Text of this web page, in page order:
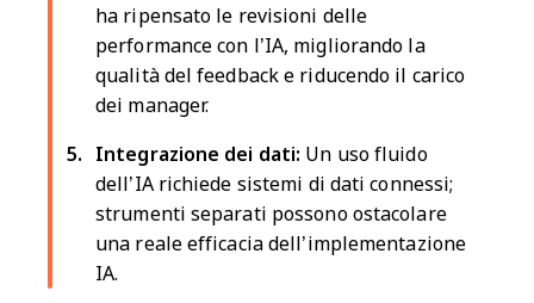
ha ripensato le revisioni delle
performance con l’IA, migliorando la
qualità del feedback e riducendo il carico
dei manager.
Integrazione dei dati: Un uso fluido
dell’IA richiede sistemi di dati connessi;
strumenti separati possono ostacolare
una reale efficacia dell’implementazione
IA.